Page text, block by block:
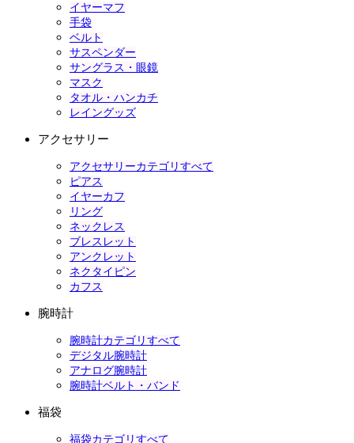
イヤーマフ
手袋
ベルト
サスペンダー
サングラス・眼鏡
マスク
タオル・ハンカチ
レイングッズ
アクセサリー
アクセサリーカテゴリすべて
ピアス
イヤーカフ
リング
ネックレス
ブレスレット
アンクレット
ネクタイピン
カフス
腕時計
腕時計カテゴリすべて
デジタル腕時計
アナログ腕時計
腕時計ベルト・バンド
福袋
福袋カテゴリすべて